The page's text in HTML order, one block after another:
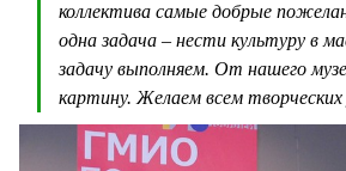
коллектива самые добрые
одна задача – нести культуру в
задачу выполняем. От нашего
картину. Желаем всем творческих